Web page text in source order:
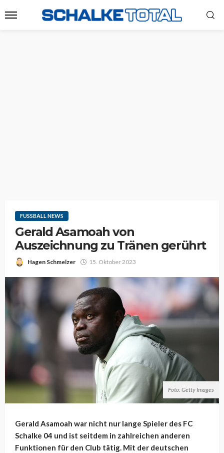
FUSSBALL NEWS
Gerald Asamoah von
Auszeichnung zu Tränen gerührt
Hagen Schmelzer 15. Oktober 2023
Foto: Getty Images
Gerald Asamoah war nicht nur lange Spieler des FC
Schalke 04 und ist seitdem in zahlreichen anderen
Funktionen für den Club tätig. Mit der deutschen